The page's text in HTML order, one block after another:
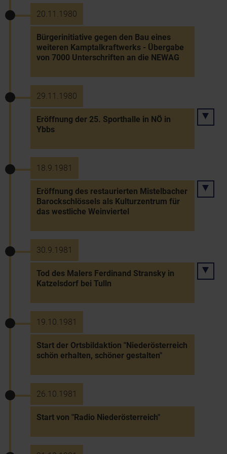
20.11.1980
Bürgerinitiative gegen den Bau eines
weiteren Kamptalkraftwerks - Übergabe
von 7000 Unterschriften an die NEWAG
29.11.1980
Eröffnung der 25. Sporthalle in NÖ in
Ybbs
18.9.1981
Eröffnung des restaurierten Mistelbacher
Barockschlössels als Kulturzentrum für
das westliche Weinviertel
30.9.1981
Tod des Malers Ferdinand Stransky in
Katzelsdorf bei Tulln
19.10.1981
Start der Ortsbildaktion "Niederösterreich
schön erhalten, schöner gestalten"
26.10.1981
Start von "Radio Niederösterreich"